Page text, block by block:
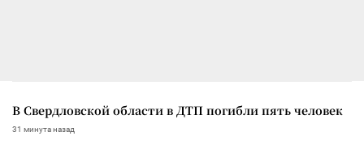
В Свердловской области в ДТП погибли пять человек
31 минута назад